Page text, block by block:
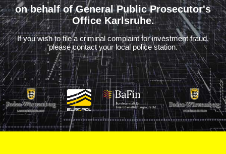
on behalf of General Public Prosecutor's
Office Karlsruhe.
If you wish to file a criminal complaint for investment fraud,
please contact your local police station.